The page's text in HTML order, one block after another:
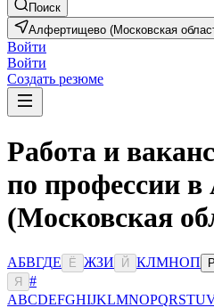
Поиск
Алфертищево (Московская
Войти
Войти
Создать резюме
Работа и
по профессии
(Московская
АБВГДЕ Ё ЖЗИ Й КЛМНОП Р
Я
#
ABCDEFGHIJKLMNOPQRSTU